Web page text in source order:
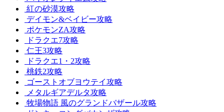
紅の砂漠攻略
デイモン&ベイビー攻略
ポケモンZA攻略
ドラクエ7攻略
仁王3攻略
ドラクエ1・2攻略
桃鉄2攻略
ゴーストオブヨウテイ攻略
メタルギアデルタ攻略
牧場物語 風のグランドバザール攻略